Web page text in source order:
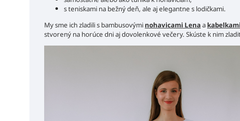
s teniskami na bežný deň, ale aj elegantne s lodičkami.
My sme ich zladili s bambusovými nohavicami Lena a
stvorený na horúce dni aj dovolenkové večery. Skúste k nim